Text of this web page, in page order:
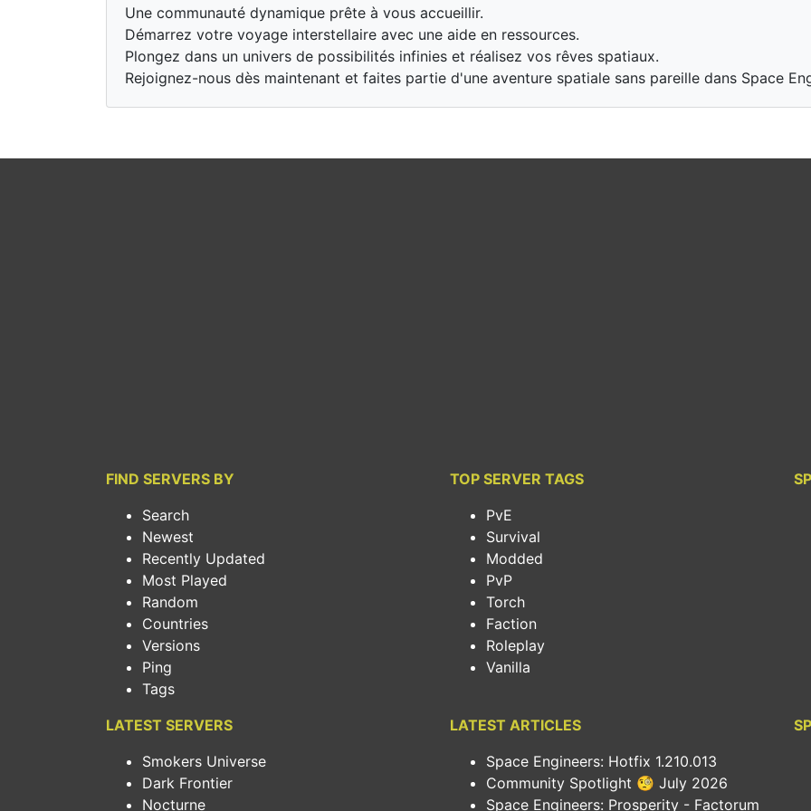
Une communauté dynamique prête à vous accueillir.
Démarrez votre voyage interstellaire avec une aide en ressources.
Plongez dans un univers de possibilités infinies et réalisez vos rêves spatiaux.
Rejoignez-nous dès maintenant et faites partie d'une aventure spatiale sans pareille dans Space
FIND SERVERS BY
Search
Newest
Recently Updated
Most Played
Random
Countries
Versions
Ping
Tags
TOP SERVER TAGS
PvE
Survival
Modded
PvP
Torch
Faction
Roleplay
Vanilla
LATEST SERVERS
Smokers Universe
Dark Frontier
Nocturne
LATEST ARTICLES
Space Engineers: Hotfix 1.210.013
Community Spotlight 🧐 July 2026
Space Engineers: Prosperity - Factorum